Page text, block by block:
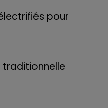
pour
traditionnelle